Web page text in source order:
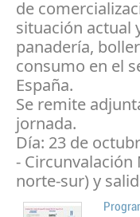
de
situación actual
panadería,
consumo en el
España.
Se remite
jornada.
Día: 23 de
- Circunvalación
norte-sur) y